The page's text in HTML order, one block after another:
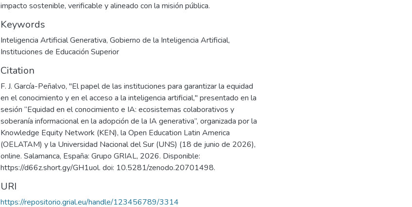
impacto sostenible, verificable y alineado con la misión pública.
Keywords
Inteligencia Artificial Generativa, Gobierno de la Inteligencia Artificial,
Instituciones de Educación Superior
Citation
F. J. García-Peñalvo, "El papel de las instituciones para garantizar la equidad
en el conocimiento y en el acceso a la inteligencia artificial," presentado en la
sesión “Equidad en el conocimiento e IA: ecosistemas colaborativos y
soberanía informacional en la adopción de la IA generativa”, organizada por la
Knowledge Equity Network (KEN), la Open Education Latin America
(OELATAM) y la Universidad Nacional del Sur (UNS) (18 de junio de 2026),
online. Salamanca, España: Grupo GRIAL, 2026. Disponible:
https://d66z.short.gy/GH1uol. doi: 10.5281/zenodo.20701498.
URI
https://repositorio.grial.eu/handle/123456789/3314